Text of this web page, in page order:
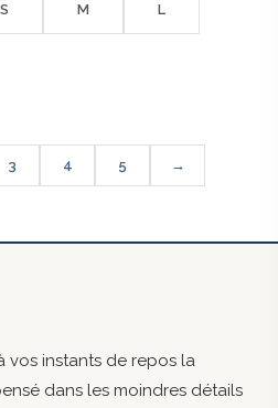
S M L
3 4 5 →
vos instants de repos la
dans les moindres détails